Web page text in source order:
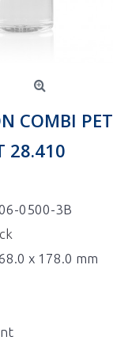
COMBI PET
28.410
0500-3B
x 178.0 mm